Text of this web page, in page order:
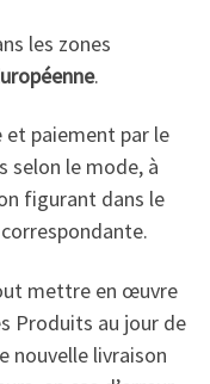
les zones
.
paiement par le
selon le mode, à
figurant dans le
mettre en œuvre
Produits au jour de
nouvelle livraison